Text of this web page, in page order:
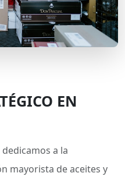
EN
dedicamos a la
mayorista de aceites y